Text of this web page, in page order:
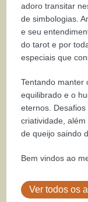
adoro transitar
de simbologias.
e seu
do tarot e por
especiais que
Tentando manter
equilibrado e o
eternos.
criatividade,
de queijo saindo
Bem vindos ao
Ver todos os